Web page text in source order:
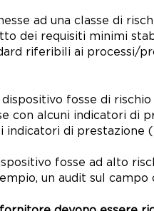
ad una classe di
dei requisiti minimi st
riferibili ai processi/
dispositivo fosse di
con alcuni indicatori di
indicatori di prestazione
fosse ad alto
un audit sul